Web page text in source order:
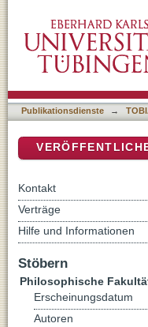
in the West of
Publikationsdienste →
Kontakt
Verträge
Hilfe und Informationen
Stöbern
Philosophische
Erscheinungsdatum
Autoren